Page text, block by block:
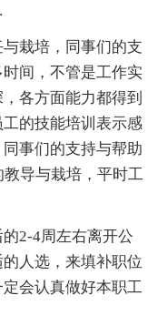
栽培，同事们的支
间，不管是工作实
各方面能力都得到
的技能培训表示感
事们的支持与帮助
导与栽培，平时工
2-4周左右离开公
人选，来填补职位
会认真做好本职工